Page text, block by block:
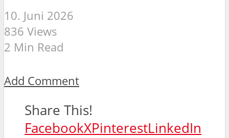
10. Juni 2026
836 Views
2 Min Read
Add Comment
Share This!
FacebookXPinterestLinkedIn